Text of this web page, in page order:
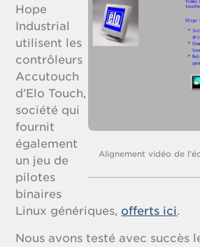
Alignement vidéo de
Hope
Industrial
utilisent les
contrôleurs
Accutouch
d’Elo Touch,
société qui
fournit
également
un jeu de
pilotes
binaires
Linux génériques, offerts ici.
Nous avons testé avec succès